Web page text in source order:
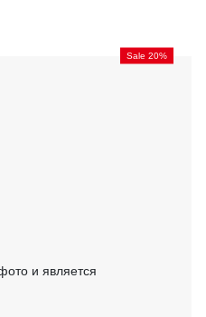
Sale 20%
и является